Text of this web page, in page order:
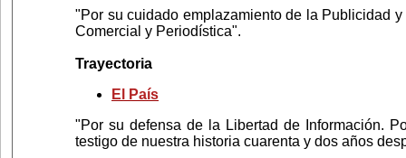
"Por su cuidado emplazamiento de la Publicidad
Comercial y Periodística".
Trayectoria
El País
"Por su defensa de la Libertad de Información.
testigo de nuestra historia cuarenta y dos años